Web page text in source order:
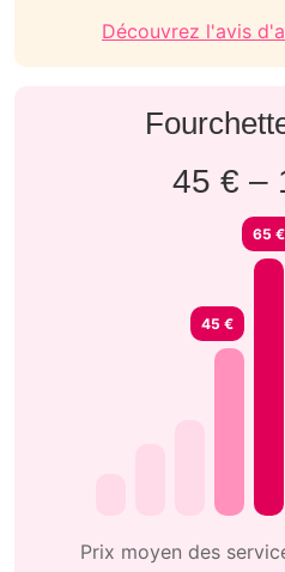
Découvrez l'avis
45 € –
45 €
65 €
Prix moyen des